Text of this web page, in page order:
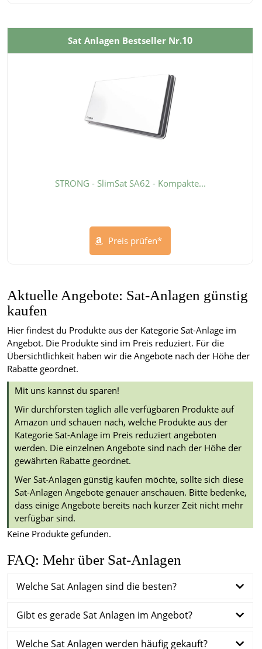
Sat Anlagen Bestseller Nr.10
STRONG - SlimSat SA62 - Kompakte...
Preis prüfen*
Aktuelle Angebote: Sat-Anlagen günstig
kaufen
Hier findest du Produkte aus der Kategorie Sat-Anlage im
Angebot. Die Produkte sind im Preis reduziert. Für die
Übersichtlichkeit haben wir die Angebote nach der Höhe der
Rabatte geordnet.
Mit uns kannst du sparen!
Wir durchforsten täglich alle verfügbaren Produkte auf
Amazon und schauen nach, welche Produkte aus der
Kategorie Sat-Anlage im Preis reduziert angeboten
werden. Die einzelnen Angebote sind nach der Höhe der
gewährten Rabatte geordnet.
Wer Sat-Anlagen günstig kaufen möchte, sollte sich diese
Sat-Anlagen Angebote genauer anschauen. Bitte bedenke,
dass einige Angebote bereits nach kurzer Zeit nicht mehr
verfügbar sind.
Keine Produkte gefunden.
FAQ: Mehr über Sat-Anlagen
Welche Sat Anlagen sind die besten?
Gibt es gerade Sat Anlagen im Angebot?
Welche Sat Anlagen werden häufig gekauft?